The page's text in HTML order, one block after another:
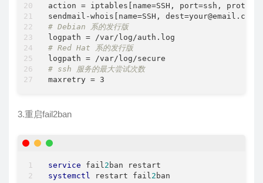
action = iptables[name=SSH, port=ssh,
# Debian 系的发行版
# Red Hat 系的发行版
# ssh 服务的最大尝试次数
maxretry = 3
3.重启fail2ban
service fail 2
systemctl
restart fail 2 ban